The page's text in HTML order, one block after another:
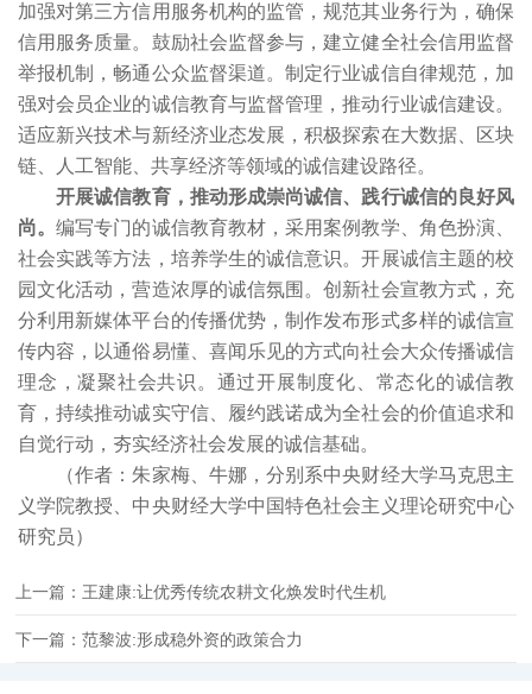
加强对第三方信用服务机构的监管，规范其业务行为，确保
信用服务质量。鼓励社会监督参与，建立健全社会信用监督
举报机制，畅通公众监督渠道。制定行业诚信自律规范，加
强对会员企业的诚信教育与监督管理，推动行业诚信建设。
适应新兴技术与新经济业态发展，积极探索在大数据、区块
链、人工智能、共享经济等领域的诚信建设路径。
开展诚信教育，推动形成崇尚诚信、践行诚信的良好风
尚。编写专门的诚信教育教材，采用案例教学、角色扮演、
社会实践等方法，培养学生的诚信意识。开展诚信主题的校
园文化活动，营造浓厚的诚信氛围。创新社会宣教方式，充
分利用新媒体平台的传播优势，制作发布形式多样的诚信宣
传内容，以通俗易懂、喜闻乐见的方式向社会大众传播诚信
理念，凝聚社会共识。通过开展制度化、常态化的诚信教
育，持续推动诚实守信、履约践诺成为全社会的价值追求和
自觉行动，夯实经济社会发展的诚信基础。
（作者：朱家梅、牛娜，分别系中央财经大学马克思主
义学院教授、中央财经大学中国特色社会主义理论研究中心
研究员）
上一篇：王建康:让优秀传统农耕文化焕发时代生机
下一篇：范黎波:形成稳外资的政策合力